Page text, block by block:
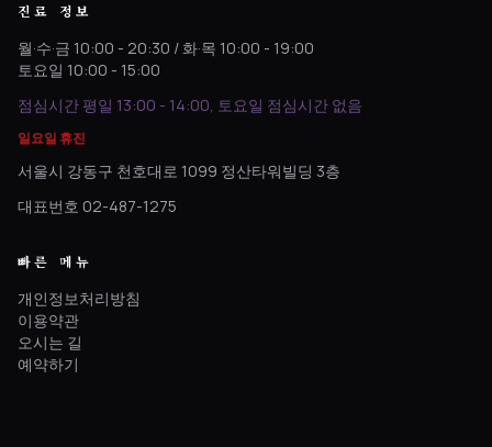
진료 정보
월·수·금 10:00 - 20:30 / 화·목 10:00 - 19:00
토요일 10:00 - 15:00
점심시간 평일 13:00 - 14:00, 토요일 점심시간 없음
일요일 휴진
서울시 강동구 천호대로 1099 정산타워빌딩 3층
대표번호 02-487-1275
빠른 메뉴
개인정보처리방침
이용약관
오시는 길
예약하기